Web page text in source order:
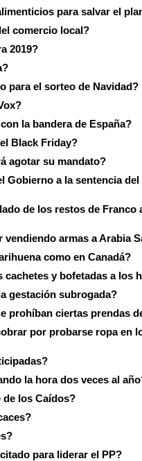
para salvar el
comercio local?
2019?
para el sorteo de Navidad?
la bandera de España?
Black Friday?
agotar su mandato?
Gobierno a la sentencia
de los restos de Franco
armas a Arabia
como en Canadá?
y bofetadas a los
gestación subrogada?
prohíban ciertas prendas
por probarse ropa en
la hora dos veces al
de los Caídos?
para liderar el PP?